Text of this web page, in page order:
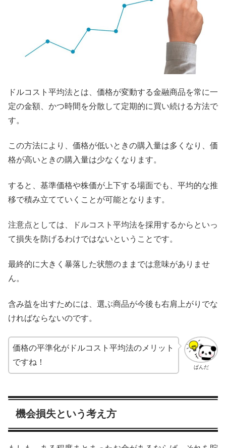
ドルコスト平均法とは、価格が変動する金融商品を常に一
定の金額、かつ時間を分散して定期的に買い続ける方法で
す。
この方法により、価格が低いときの購入量は多くなり、価
格が高いときの購入量は少なくなります。
すると、基準価格や株価が上下する場面でも、平均的な推
移で積み立てていくことが可能となります。
注意点としては、ドルコスト平均法を採用するからといっ
て損失を防げるわけではないということです。
最終的に大きく暴落した状態のままでは意味がありませ
ん。
含み益を出すためには、選ぶ商品が今後も右肩上がりでな
ければならないのです。
ぱんだ
価格の平準化がドルコスト平均法のメリット
ですね！
機会損失という考え方